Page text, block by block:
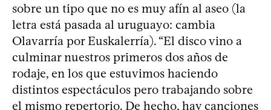
sobre un tipo que no es muy afín al aseo (la
letra está pasada al uruguayo: cambia
Olavarría por Euskalerría). “El disco vino a
culminar nuestros primeros dos años de
rodaje, en los que estuvimos haciendo
distintos espectáculos pero trabajando sobre
el mismo repertorio. De hecho, hay canciones